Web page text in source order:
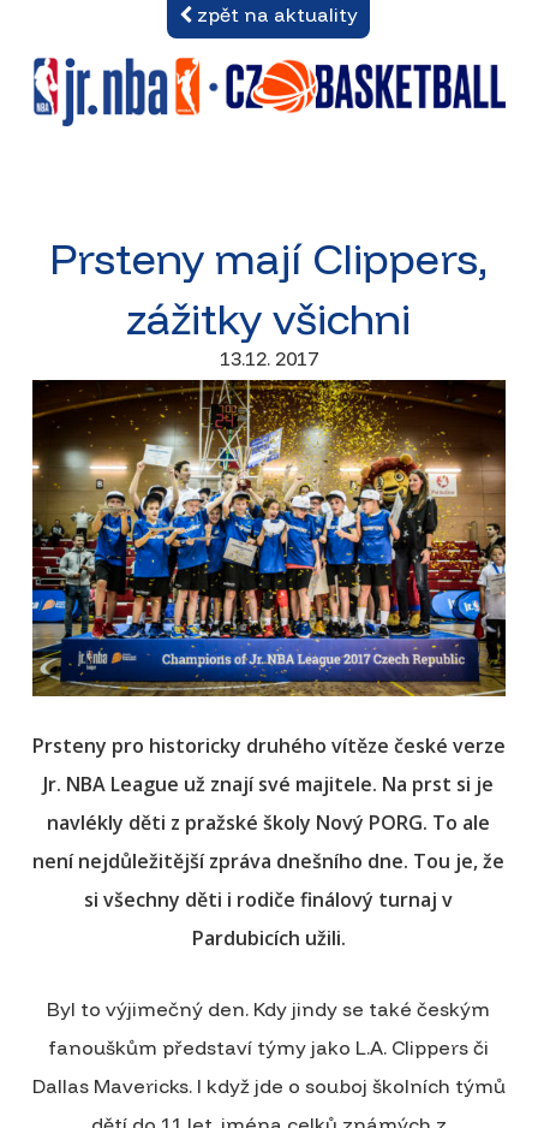
zpět na aktuality
Prsteny mají Clippers,
zážitky všichni
13.12. 2017
Prsteny pro historicky druhého vítěze české verze
Jr. NBA League už znají své majitele. Na prst si je
navlékly děti z pražské školy Nový PORG. To ale
není nejdůležitější zpráva dnešního dne. Tou je, že
si všechny děti i rodiče finálový turnaj v
Pardubicích užili.
Byl to výjimečný den. Kdy jindy se také českým
fanouškům představí týmy jako L.A. Clippers či
Dallas Mavericks. I když jde o souboj školních týmů